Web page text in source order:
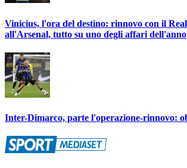
Vinicius, l'ora del destino: rinnovo con il Real
all'Arsenal, tutto su uno degli affari dell'anno
Inter-Dimarco, parte l'operazione-rinnovo: